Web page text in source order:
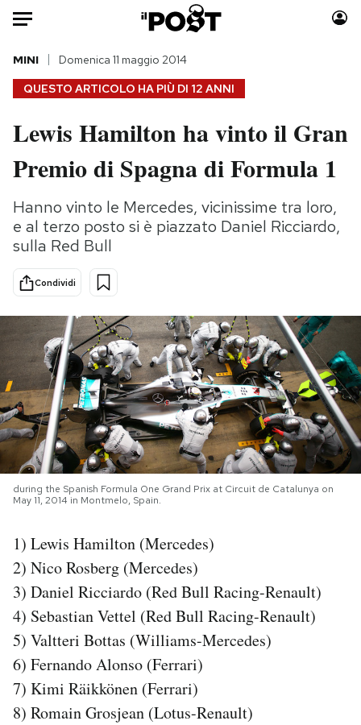
Auto
HOME
Italia
Politica
Tecnologia
Internet
Scienza
Cultura
Economia
Sport
Moda
Consumismi
Storie/Idee
Ok Boomer!
Mondiali calcio 2026
PODCAST
NEWSLETTER
I MIEI PREFERITI
SHOP
AREA PERSONALE
Area Personale
Newsletter
QUESTO ARTICOLO HA PIÙ DI 12 ANNI
MINI Domenica 11 maggio 2014
Lewis Hamilton ha vinto il Gran
Premio di Spagna di Formula 1
Hanno vinto le Mercedes, vicinissime tra loro,
e al terzo posto si è piazzato Daniel Ricciardo,
sulla Red Bull
Condividi
during the Spanish Formula One Grand Prix at Circuit de Catalunya on
May 11, 2014 in Montmelo, Spain.
1) Lewis Hamilton (Mercedes)
2) Nico Rosberg (Mercedes)
3) Daniel Ricciardo (Red Bull Racing-Renault)
4) Sebastian Vettel (Red Bull Racing-Renault)
5) Valtteri Bottas (Williams-Mercedes)
6) Fernando Alonso (Ferrari)
7) Kimi Räikkönen (Ferrari)
8) Romain Grosjean (Lotus-Renault)